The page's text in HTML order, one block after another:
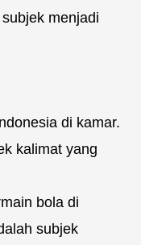
menjadi
di kamar.
kalimat yang
bola di
subjek